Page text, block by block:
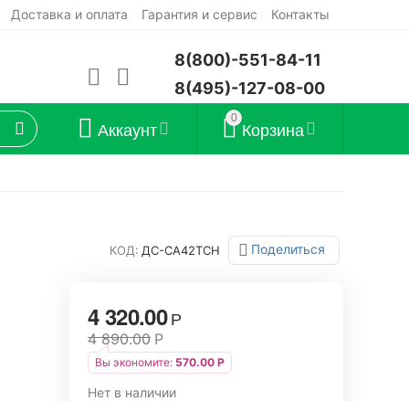
Доставка и оплата Гарантия и сервис Контакты
8(800)-551-84-11
8(495)-127-08-00
0 Корзина
Аккаунт
КОД: ДС-СА42ТСН Поделиться
4 320.00Р
4 890.00 Р
Вы экономите: 570.00 Р
Нет в наличии